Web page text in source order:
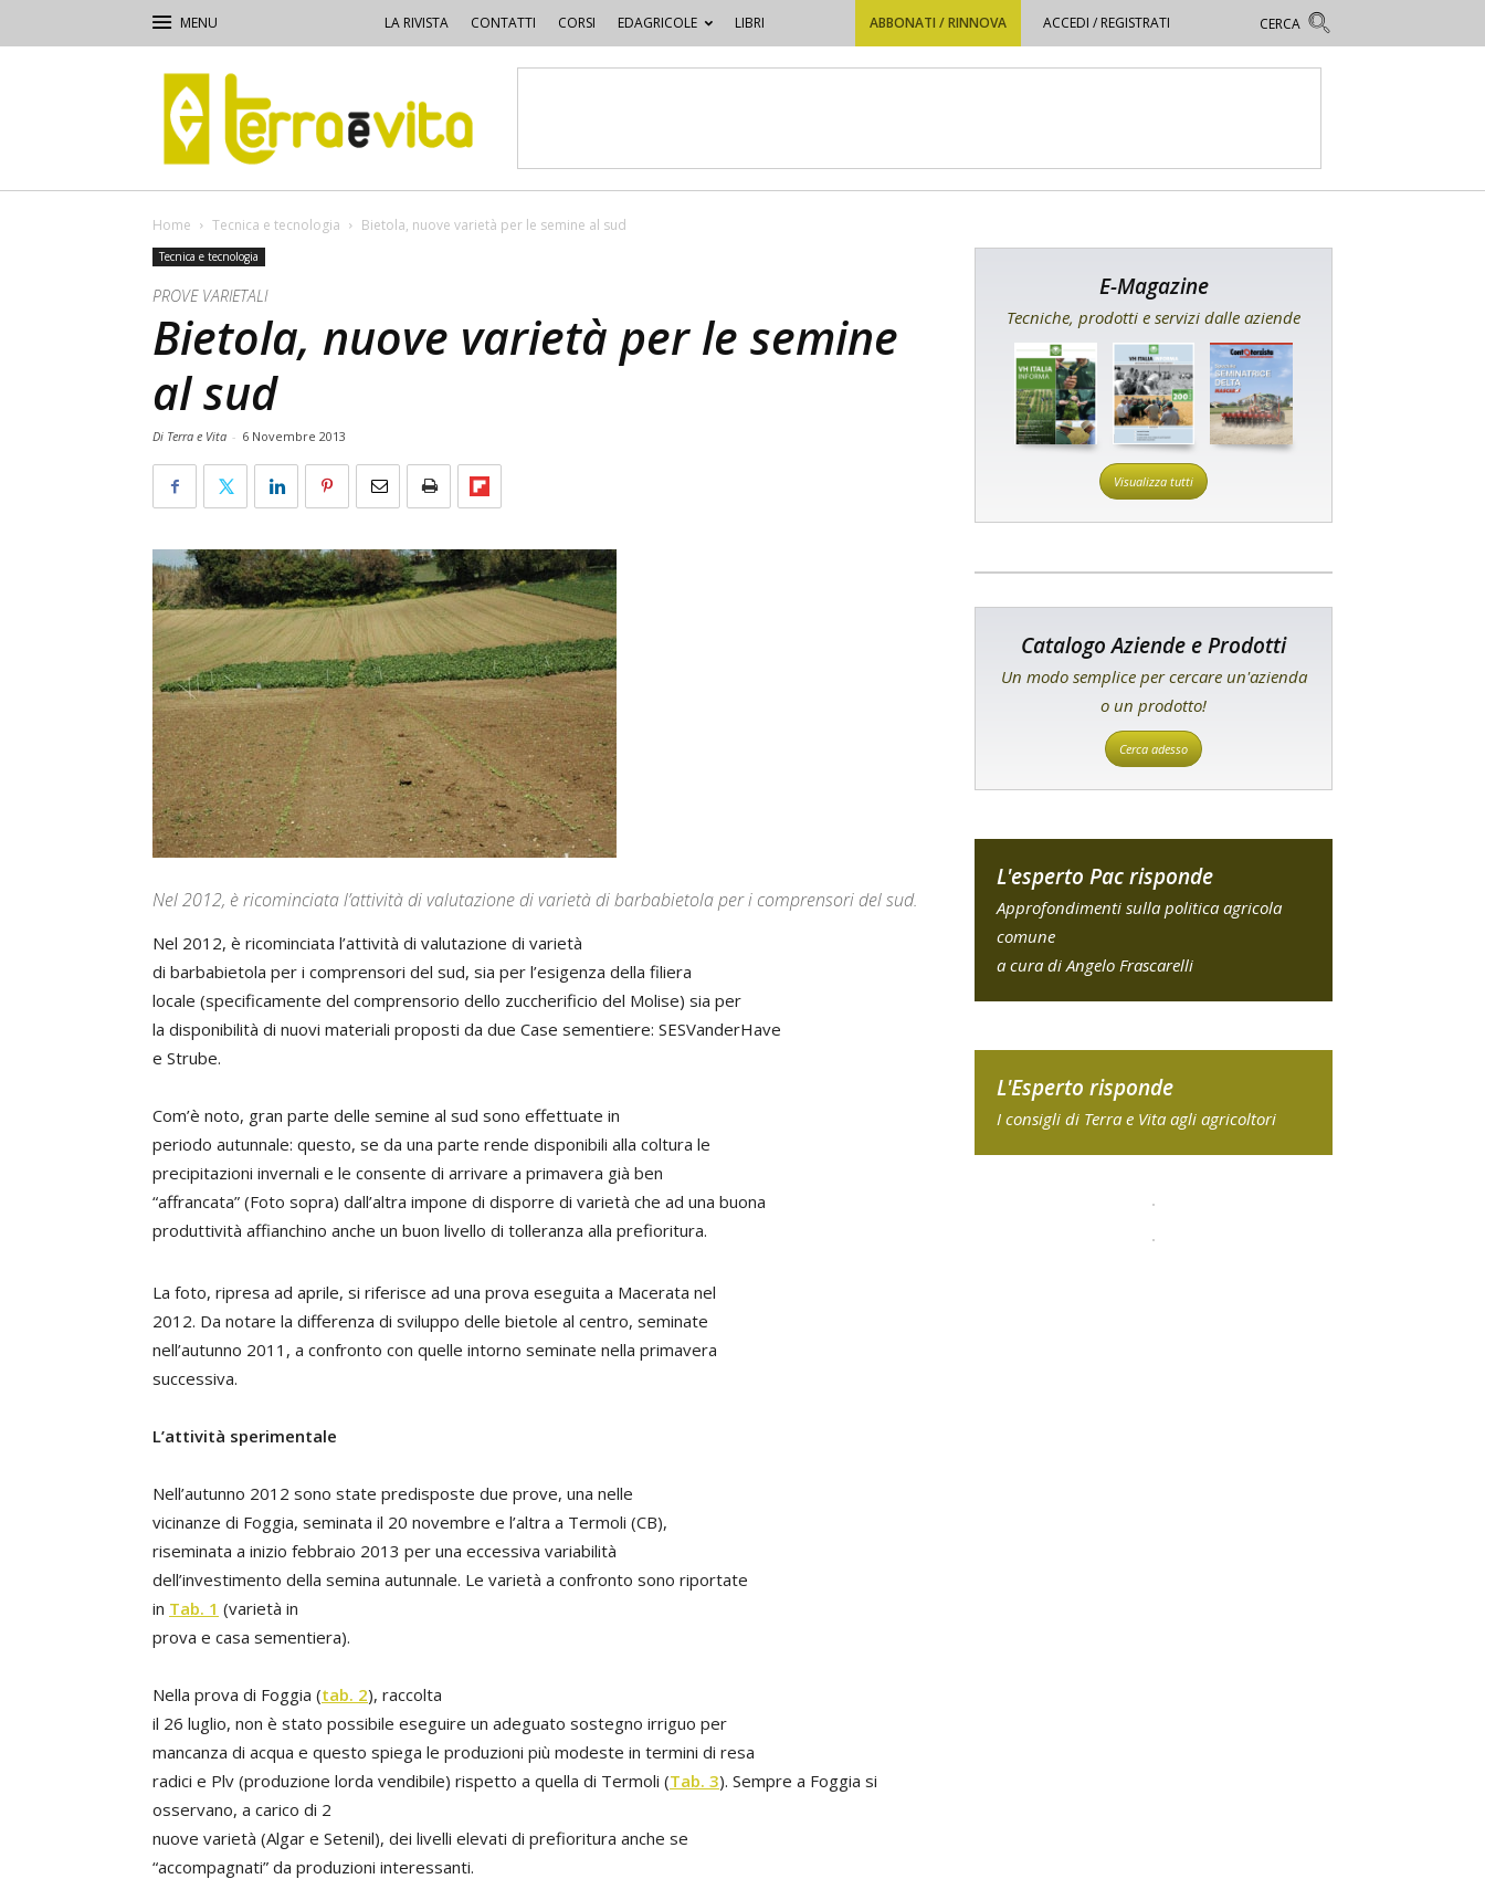
LA RIVISTA CONTATTI CORSI EDAGRICOLE LIBRI ABBONATI / RINNOVA ACCEDI / REGISTRATI
Terra
e
Vita
Home Tecnica e tecnologia Bietola, nuove varietà per le semine al sud
Tecnica e tecnologia
PROVE VARIETALI
Bietola, nuove varietà per le semine
al sud
Di Terra e Vita - 6 Novembre 2013
Nel 2012, è ricominciata l’attività di valutazione di varietà di barbabietola per i comprensori del sud.
Nel 2012, è ricominciata l’attività di valutazione di varietà
di barbabietola per i comprensori del sud, sia per l’esigenza della filiera
locale (specificamente del comprensorio dello zuccherificio del Molise) sia per
la disponibilità di nuovi materiali proposti da due Case sementiere: SESVanderHave
e Strube.
Com’è noto, gran parte delle semine al sud sono effettuate in
periodo autunnale: questo, se da una parte rende disponibili alla coltura le
precipitazioni invernali e le consente di arrivare a primavera già ben
“affrancata” (Foto sopra) dall’altra impone di disporre di varietà che ad una buona
produttività affianchino anche un buon livello di tolleranza alla prefioritura.
La foto, ripresa ad aprile, si riferisce ad una prova eseguita a Macerata nel
2012. Da notare la differenza di sviluppo delle bietole al centro, seminate
nell’autunno 2011, a confronto con quelle intorno seminate nella primavera
successiva.
L’attività sperimentale
Nell’autunno 2012 sono state predisposte due prove, una nelle
vicinanze di Foggia, seminata il 20 novembre e l’altra a Termoli (CB),
riseminata a inizio febbraio 2013 per una eccessiva variabilità
dell’investimento della semina autunnale. Le varietà a confronto sono riportate
in Tab. 1 (varietà in
prova e casa sementiera).
Nella prova di Foggia (tab. 2), raccolta
il 26 luglio, non è stato possibile eseguire un adeguato sostegno irriguo per
mancanza di acqua e questo spiega le produzioni più modeste in termini di resa
radici e Plv (produzione lorda vendibile) rispetto a quella di Termoli (Tab. 3). Sempre a Foggia si
osservano, a carico di 2
nuove varietà (Algar e Setenil), dei livelli elevati di prefioritura anche se
“accompagnati” da produzioni interessanti.
E-Magazine
Tecniche, prodotti e servizi dalle aziende
Visualizza tutti
Catalogo Aziende e Prodotti
Un modo semplice per cercare un'azienda
o un prodotto!
Cerca adesso
L'esperto Pac risponde
Approfondimenti sulla politica agricola
comune
a cura di Angelo Frascarelli
L'Esperto risponde
I consigli di Terra e Vita agli agricoltori